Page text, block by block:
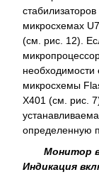
микросхемах
(см. рис. 12).
необходимости
микросхемы
Х401 (см. рис.
определенную
Монитор
Индикация